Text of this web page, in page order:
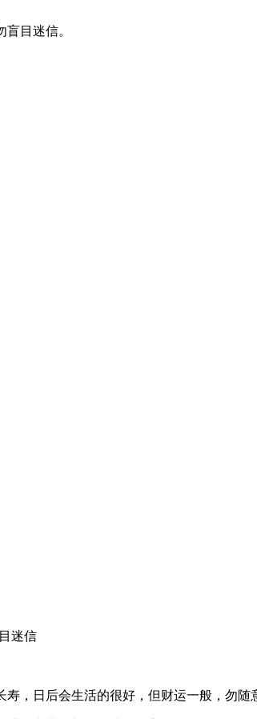
目迷信。
迷信
寿，日后会生活的很好，但财运一般，勿随